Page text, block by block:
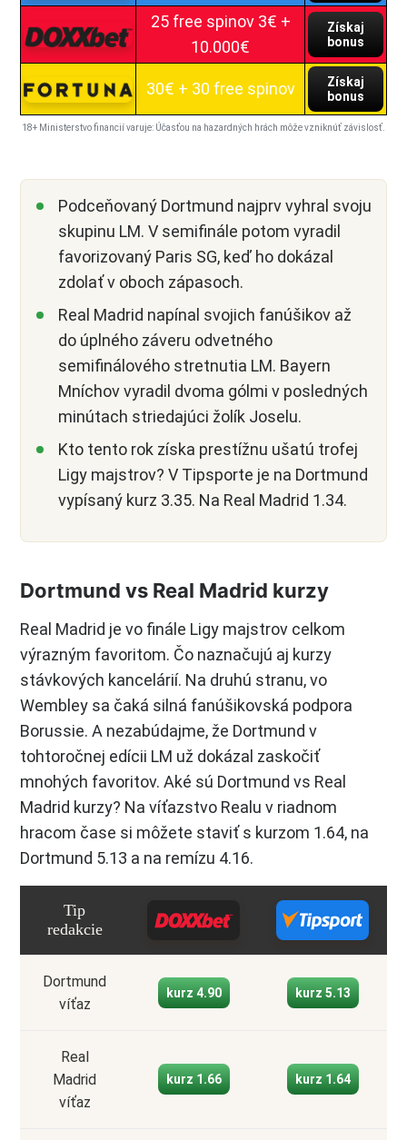
25 free spinov 3€ +
10.000€
Získaj
bonus
30€ + 30 free spinov
Získaj
bonus
18+ Ministerstvo financií varuje: Účasťou na hazardných hrách môže vzniknúť závislosť.
Podceňovaný Dortmund najprv vyhral svoju
skupinu LM. V semifinále potom vyradil
favorizovaný Paris SG, keď ho dokázal
zdolať v oboch zápasoch.
Real Madrid napínal svojich fanúšikov až
do úplného záveru odvetného
semifinálového stretnutia LM. Bayern
Mníchov vyradil dvoma gólmi v posledných
minútach striedajúci žolík Joselu.
Kto tento rok získa prestížnu ušatú trofej
Ligy majstrov? V Tipsporte je na Dortmund
vypísaný kurz 3.35. Na Real Madrid 1.34.
Dortmund vs Real Madrid kurzy
Real Madrid je vo finále Ligy majstrov celkom
výrazným favoritom. Čo naznačujú aj kurzy
stávkových kancelárií. Na druhú stranu, vo
Wembley sa čaká silná fanúšikovská podpora
Borussie. A nezabúdajme, že Dortmund v
tohtoročnej edícii LM už dokázal zaskočiť
mnohých favoritov. Aké sú Dortmund vs Real
Madrid kurzy? Na víťazstvo Realu v riadnom
hracom čase si môžete staviť s kurzom 1.64, na
Dortmund 5.13 a na remízu 4.16.
Tip
redakcie
Dortmund
víťaz
kurz 4.90 kurz 5.13
Real
Madrid
víťaz
kurz 1.66 kurz 1.64